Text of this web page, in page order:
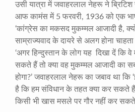
उसी यात्रा में जवाहरलाल नेहरू ने
आफ कामंस में 5 फरवरी, 1936 को एक
‘कांग्रेस का मकसद मुकम्मल आजादी है,
साम्राज्यवाद के दायरे से अलग होना
‘अगर हिन्दुस्तान के लोग यह दिखा दें कि वे
सकते हैं तो क्या वह मुकम्मल आजादी का
होगा?’ जवाहरलाल नेहरू का जबाव था कि
है कि हम संविधान के तहत क्या कर सकते
किसी भी खास मसले पर गौर नहीं कर